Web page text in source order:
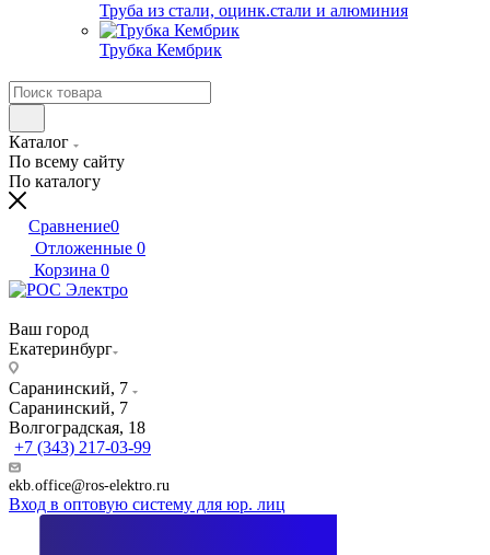
Труба из стали, оцинк.стали и алюминия
Трубка Кембрик
Каталог
По всему сайту
По каталогу
Сравнение0
Отложенные 0
Корзина 0
Ваш город
Екатеринбург
Саранинский, 7
Саранинский, 7
Волгоградская, 18
+7 (343) 217-03-99
ekb.office@ros-elektro.ru
Вход в оптовую систему для юр. лиц